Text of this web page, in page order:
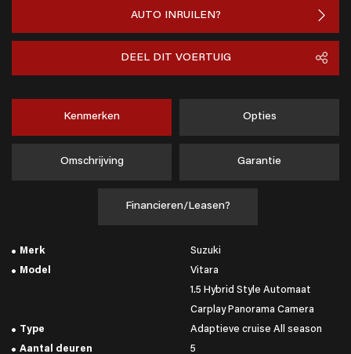
AUTO INRUILEN?
DEEL DIT VOERTUIG
Kenmerken Opties
Omschrijving Garantie
Financieren/Leasen?
Merk
Suzuki
Model
Vitara
Type
1.5 Hybrid Style Automaat
Carplay Panorama Camera
Adaptieve cruise All season
Aantal deuren
5